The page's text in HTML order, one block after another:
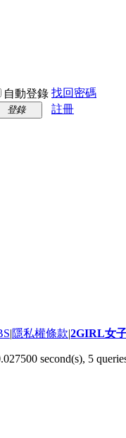
自動登錄 找回密碼
登錄
註冊
|隱私權條款|2GIRL女
second(s), 5